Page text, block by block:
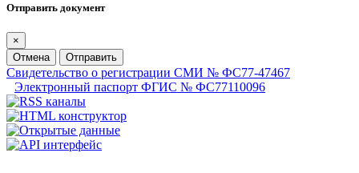
Отправить документ
×
Отмена
Отправить
Свидетельство о регистрации СМИ № ФС77-47467
Электронный паспорт ФГИС № ФС77110096